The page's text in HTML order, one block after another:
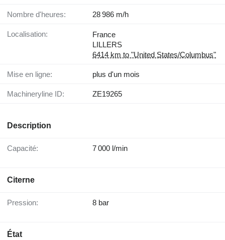
Nombre d'heures: 28 986 m/h
Localisation:
France
LILLERS
6414 km to "United States/Columbus"
Mise en ligne: plus d'un mois
Machineryline ID: ZE19265
Description
Capacité: 7 000 l/min
Citerne
Pression: 8 bar
État